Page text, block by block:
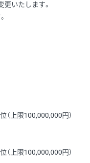
更いたします。
（上限100,000,000円）
（上限100,000,000円）